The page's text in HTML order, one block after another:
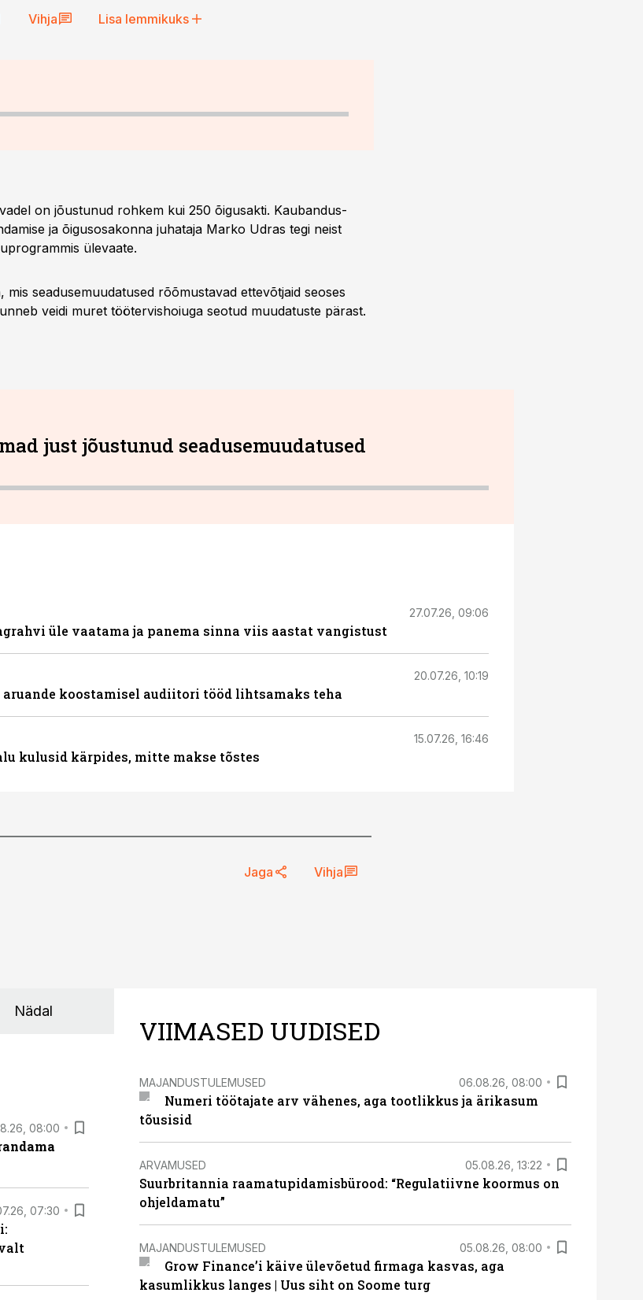
Vihja Lisa lemmikuks
on jõustunud rohkem kui 250 õigusakti. Kaubandus-
ja õigusosakonna juhataja Marko Udras tegi neist
ülevaate.
mis seadusemuudatused rõõmustavad ettevõtjaid seoses
veidi muret töötervishoiuga seotud muudatuste pärast.
just jõustunud seadusemuudatused
27.07.26, 09:06
üle vaatama ja panema sinna viis aastat vangistust
20.07.26, 10:19
koostamisel audiitori tööd lihtsamaks teha
15.07.26, 16:46
kulusid kärpides, mitte makse tõstes
Jaga Vihja
Nädal
08:00
07:30
VIIMASED UUDISED
MAJANDUSTULEMUSED 06.08.26, 08:00
Numeri töötajate arv vähenes, aga tootlikkus ja ärikasum
tõusisid
ARVAMUSED 05.08.26, 13:22
Suurbritannia raamatupidamisbürood: “Regulatiivne koormus on
ohjeldamatu”
MAJANDUSTULEMUSED 05.08.26, 08:00
Grow Finance’i käive ülevõetud firmaga kasvas, aga
kasumlikkus langes | Uus siht on Soome turg